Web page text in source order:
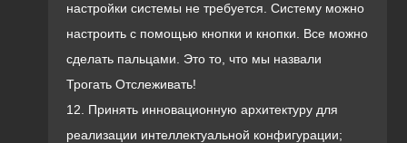
настройки системы не требуется. Систему можно
настроить с помощью кнопки и кнопки. Все можно
сделать пальцами. Это то, что мы назвали
Трогать Отслеживать!
12. Принять инновационную архитектуру для
реализации интеллектуальной конфигурации;